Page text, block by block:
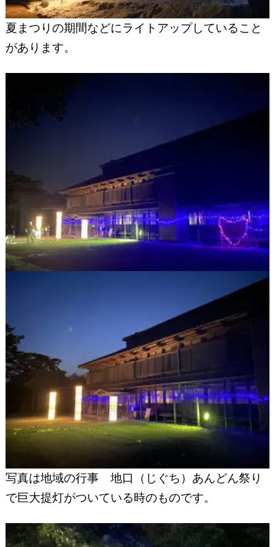
夏まつりの期間などにライトアップしていること
があります。
写真は地域の行事 地口（じぐち）あんどん祭り
で巨大提灯がついている時のものです。